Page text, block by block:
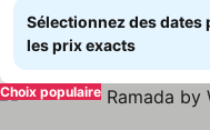
Sélectionnez des dates
les prix exacts
Choix populaire